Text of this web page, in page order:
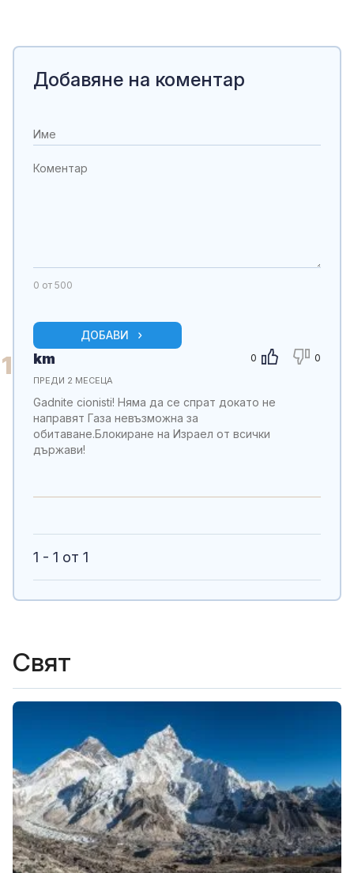
Добавяне на коментар
0 от 500
ДОБАВИ
1 0 0
km
ПРЕДИ 2 МЕСЕЦА
Gadnite cionisti! Няма да се спрат докато не
направят Газа невъзможна за
обитаване.Блокиране на Израел от всички
държави!
1 - 1 от 1
Свят